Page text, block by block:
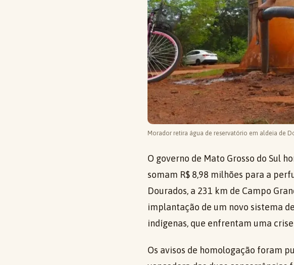
Morador retira água de reservatório em aldeia de
O governo de Mato Grosso do Sul
somam R$ 8,98 milhões para a
Dourados, a 231 km de Campo
implantação de um novo sistema
indígenas, que enfrentam uma
Os avisos de homologação foram